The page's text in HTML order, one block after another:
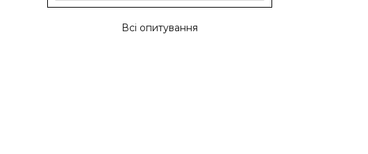
Всі опитування